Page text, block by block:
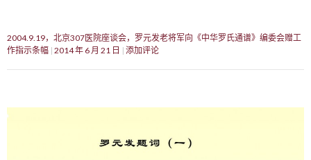
2004.9.19，北京307医院座谈会，罗元发老将军向《中华罗氏通谱》编委会赠工
作指示条幅 2014 年 6 月 21 日 添加评论